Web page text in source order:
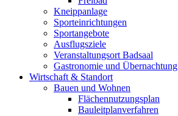
Kneippanlage
Sporteinrichtungen
Sportangebote
Ausflugsziele
Veranstaltungsort Badsaal
Gastronomie und Übernachtung
Wirtschaft & Standort
Bauen und Wohnen
Flächennutzungsplan
Bauleitplanverfahren